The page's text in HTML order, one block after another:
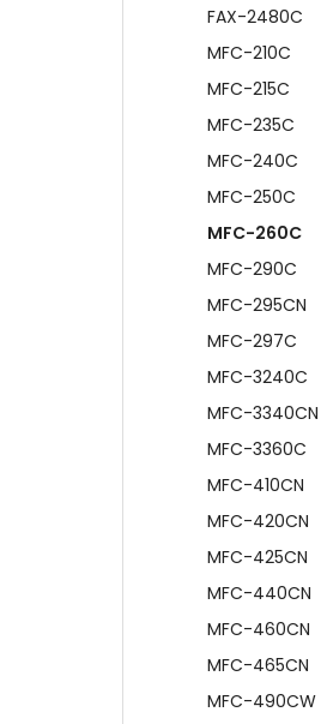
FAX-2480C
MFC-210C
MFC-215C
MFC-235C
MFC-240C
MFC-250C
MFC-260C
MFC-290C
MFC-295CN
MFC-297C
MFC-3240C
MFC-3340CN
MFC-3360C
MFC-410CN
MFC-420CN
MFC-425CN
MFC-440CN
MFC-460CN
MFC-465CN
MFC-490CW